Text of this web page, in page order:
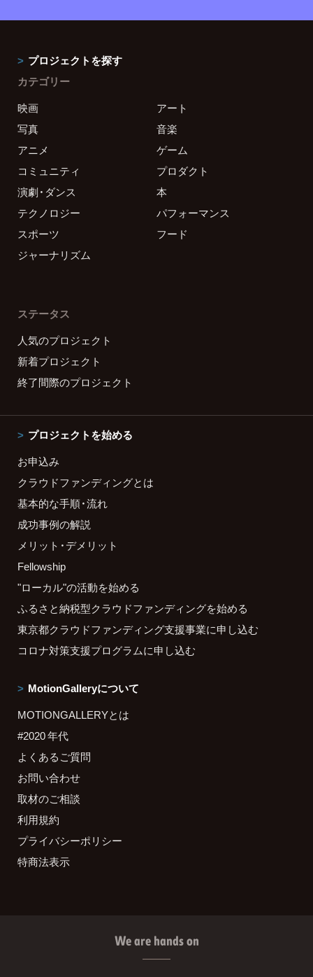
プロジェクトを探す
カテゴリー
映画
アート
写真
音楽
アニメ
ゲーム
コミュニティ
プロダクト
演劇・ダンス
本
テクノロジー
パフォーマンス
スポーツ
フード
ジャーナリズム
ステータス
人気のプロジェクト
新着プロジェクト
終了間際のプロジェクト
プロジェクトを始める
お申込み
クラウドファンディングとは
基本的な手順・流れ
成功事例の解説
メリット・デメリット
Fellowship
"ローカル"の活動を始める
ふるさと納税型クラウドファンディングを始める
東京都クラウドファンディング支援事業に申し込む
コロナ対策支援プログラムに申し込む
MotionGalleryについて
MOTIONGALLERYとは
#2020 年代
よくあるご質問
お問い合わせ
取材のご相談
利用規約
プライバシーポリシー
特商法表示
We are hands on